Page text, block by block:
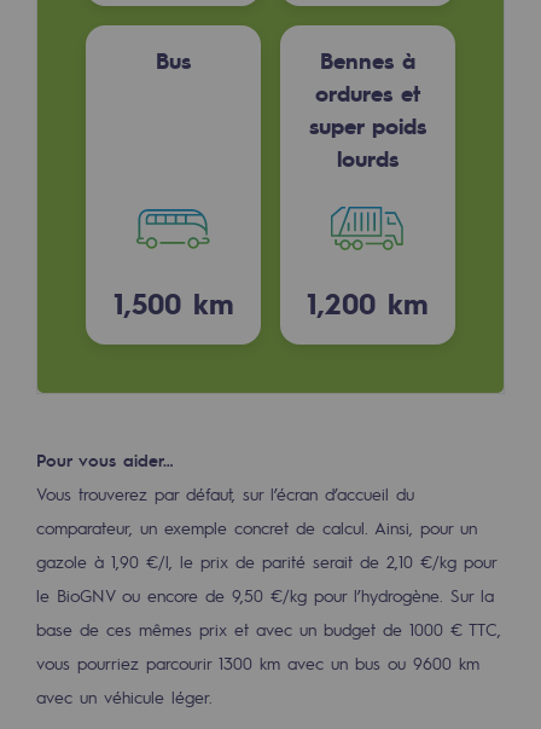
Présentation du fonds de dotation
Gouvernance du fonds de dotation et
Nos activités
Transport de gaz
Projet type
Exploitation du réseau de gaz
Raccordement au réseau de gaz
Stockage de gaz
Stockage de gaz
Savoir-faire
Bus
1,500km
Bennes à
ordures et
super poids
lourds
1,200 km
Pour vous aider…
Vous trouverez par défaut, sur l’écran d’accueil du
comparateur, un exemple concret de calcul. Ainsi, pour un
gazole à 1,90 €/l, le prix de parité serait de 2,10 €/kg pour
le BioGNV ou encore de 9,50 €/kg pour l’hydrogène. Sur la
base de ces mêmes prix et avec un budget de 1000 € TTC,
vous pourriez parcourir 1300 km avec un bus ou 9600 km
avec un véhicule léger.